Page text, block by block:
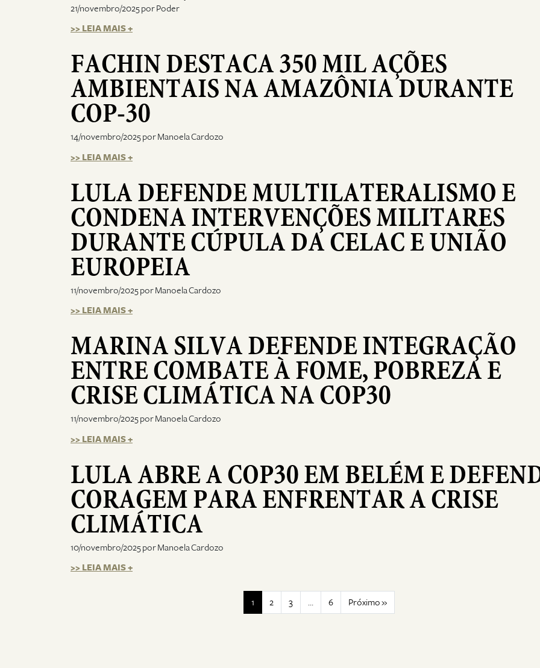
21/novembro/2025 por Poder
>> LEIA MAIS +
FACHIN DESTACA 350 MIL AÇÕES
AMBIENTAIS NA AMAZÔNIA DURANTE
COP-30
14/novembro/2025 por Manoela Cardozo
>> LEIA MAIS +
LULA DEFENDE MULTILATERALISMO E
CONDENA INTERVENÇÕES MILITARES
DURANTE CÚPULA DA CELAC E UNIÃO
EUROPEIA
11/novembro/2025 por Manoela Cardozo
>> LEIA MAIS +
MARINA SILVA DEFENDE INTEGRAÇÃO
ENTRE COMBATE À FOME, POBREZA E
CRISE CLIMÁTICA NA COP30
11/novembro/2025 por Manoela Cardozo
>> LEIA MAIS +
LULA ABRE A COP30 EM BELÉM E
CORAGEM PARA ENFRENTAR A CRISE
CLIMÁTICA
10/novembro/2025 por Manoela Cardozo
>> LEIA MAIS +
1 2 3 6 Próximo »